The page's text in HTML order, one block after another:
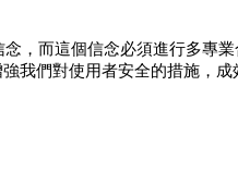
，而這個信念必須進行多專
我們對使用者安全的措施，